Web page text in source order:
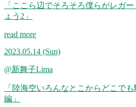
「ここら辺でそろそろ僕らがレガ
ょう2」
read more
2023.05.14 (Sun)
@新舞子Lima
「陸海空いろんなとこからどこで
編」